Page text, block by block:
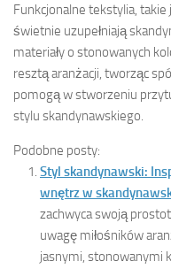
Funkcjonalne tekstylia, takie
świetnie uzupełniają
materiały o stonowanych
resztą aranżacji, tworząc
pomogą w stworzeniu
stylu skandynawskiego.
Podobne posty:
Styl skandynawski:
wnętrz w
zachwyca swoją
uwagę miłośników
jasnymi, stonowanymi